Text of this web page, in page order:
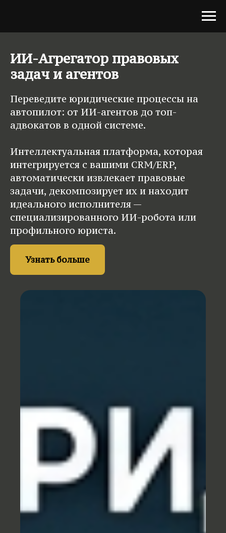
ИИ-Агрегатор правовых
задач и агентов
Переведите юридические процессы на
автопилот: от ИИ-агентов до топ-
адвокатов в одной системе.
Интеллектуальная платформа, которая
интегрируется с вашими CRM/ERP,
автоматически извлекает правовые
задачи, декомпозирует их и находит
идеального исполнителя —
специализированного ИИ-робота или
профильного юриста.
Узнать больше